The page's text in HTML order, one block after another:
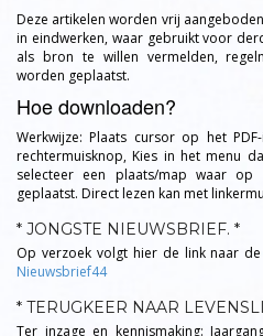
Deze artikelen worden vrij
in eindwerken, waar gebruikt voor
als bron te willen vermelden,
worden geplaatst.
Hoe downloaden?
Werkwijze: Plaats cursor op het
rechtermuisknop, Kies in het menu
selecteer een plaats/map waar
geplaatst. Direct lezen kan met
* JONGSTE NIEUWSBRIEF. *
Op verzoek volgt hier de link naar
Nieuwsbrief44
* TERUGKEER NAAR
Ter inzage en kennismaking: